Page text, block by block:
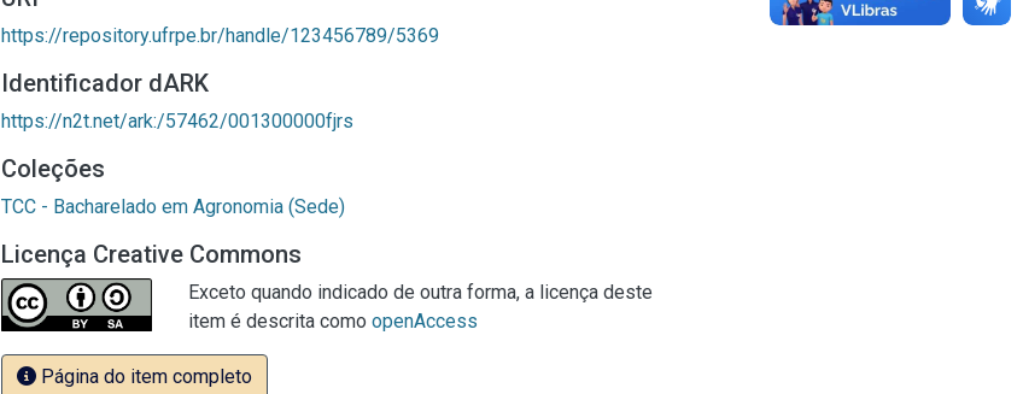
https://repository.ufrpe.br/handle/123456789/5369
Identificador dARK
https://n2t.net/ark:/57462/001300000fjrs
Coleções
TCC - Bacharelado em Agronomia (Sede)
Licença Creative Commons
Exceto quando indicado de outra forma, a licença deste
item é descrita como openAccess
Página do item completo